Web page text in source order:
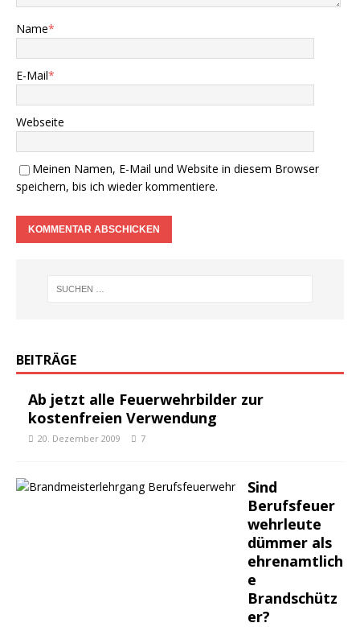
Name*
E-Mail*
Webseite
Meinen Namen, E-Mail und Website in diesem Browser
speichern, bis ich wieder kommentiere.
BEITRÄGE
Ab jetzt alle Feuerwehrbilder zur
kostenfreien Verwendung
20. Dezember 2009 7
Sind
Berufsfeuer
wehrleute
dümmer als
ehrenamtlich
e
Brandschütz
er?